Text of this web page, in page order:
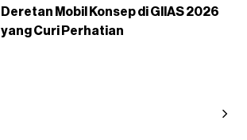
Deretan Mobil Konsep di GIIAS 2026
yang Curi Perhatian